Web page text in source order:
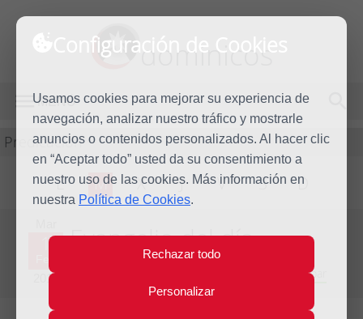
Configuración de Cookies
Usamos cookies para mejorar su experiencia de
navegación, analizar nuestro tráfico y mostrarle
anuncios o contenidos personalizados. Al hacer clic
en “Aceptar todo” usted da su consentimiento a
nuestro uso de las cookies. Más información en
nuestra Política de Cookies.
Rechazar todo
Personalizar
dominicos
MENÚ
Predicación
L M X J V S D
1
2011
Evangelio del día
Cuarta Semana del Tiempo Ordinario - Año Impar